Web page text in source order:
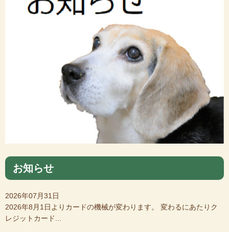
お知らせ
2026年07月31日
2026年8月1日よりカードの機械が変わります。 変わるにあたりク
レジットカード...